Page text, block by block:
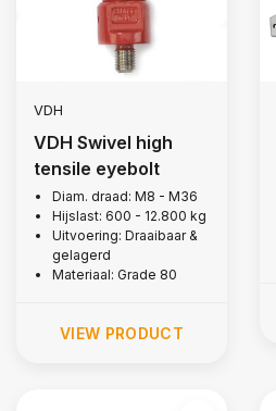
VDH
VDH Swivel high
tensile eyebolt
Diam. draad: M8 - M36
Hijslast: 600 - 12.800 kg
Uitvoering: Draaibaar &
gelagerd
Materiaal: Grade 80
VIEW PRODUCT